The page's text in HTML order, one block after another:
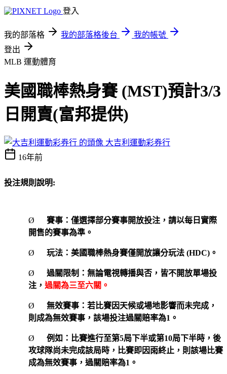
登入
我的部落格 我的部落格後台
我的帳號
登出
MLB 運動體育
美國職棒熱身賽 (MST)預計3/3
日開賣(富邦提供)
大吉利運動彩券行
16年前
投注規則說明:
Ø
賽事：僅選擇部分賽事開放投注，請以每日實際
開售的賽事為準。
Ø 玩法：美國職棒熱身賽僅開放讓分玩法 (HDC) 。
Ø
過關限制：無論電視轉播與否，皆不開放單場投
注， 過關為三至六關。
Ø
無效賽事：若比賽因天候或場地影響而未完成，
則成為無效賽事，該場投注過關賠率為1 。
Ø 例如：比賽進行至第5局下半或第10局下半時，後
攻球隊尚未完成該局時，比賽即因雨終止，則該場比賽
成為無效賽事，過關賠率為1 。